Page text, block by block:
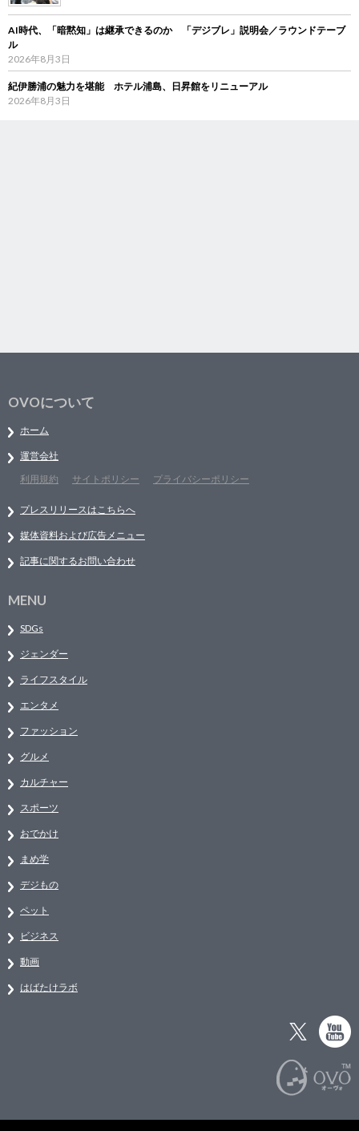
AI時代、「暗黙知」は継承できるのか 「デジブレ」説明会／ラウンドテーブ
ル
2026年8月3日
紀伊勝浦の魅力を堪能 ホテル浦島、日昇館をリニューアル
2026年8月3日
OVOについて
ホーム
運営会社
利用規約
サイトポリシー プライバシーポリシー
プレスリリースはこちらへ
媒体資料および広告メニュー
記事に関するお問い合わせ
MENU
SDGs
ジェンダー
ライフスタイル
エンタメ
ファッション
グルメ
カルチャー
スポーツ
おでかけ
まめ学
デジもの
ペット
ビジネス
動画
はばたけラボ